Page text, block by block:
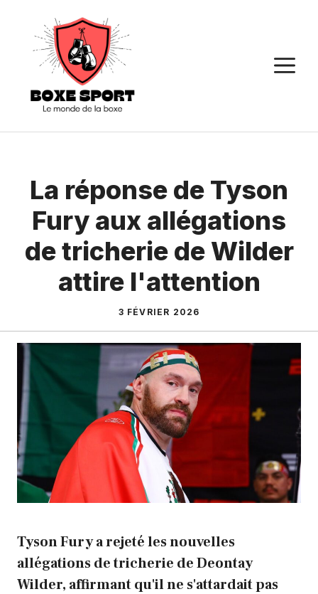
contenu
La réponse de Tyson
Fury aux allégations
de tricherie de Wilder
attire l'attention
3 FÉVRIER 2026
Tyson Fury a rejeté les nouvelles
allégations de tricherie de Deontay
Wilder, affirmant qu'il ne s'attardait pas